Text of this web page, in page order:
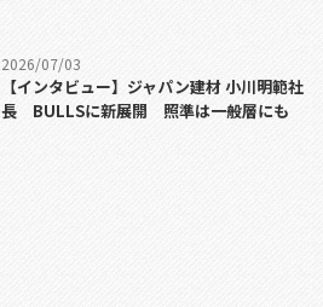
2026/07/03
【インタビュー】ジャパン建材 小川明範社
長 BULLSに新展開 照準は一般層にも